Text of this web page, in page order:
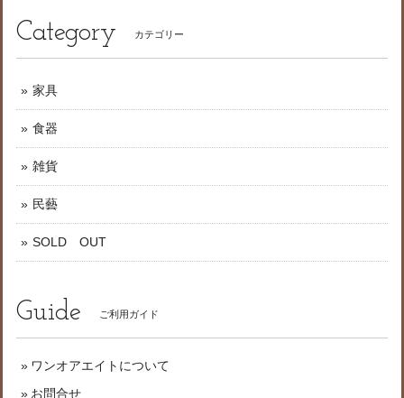
Category カテゴリー
家具
食器
雑貨
民藝
SOLD OUT
Guide ご利用ガイド
ワンオアエイトについて
お問合せ